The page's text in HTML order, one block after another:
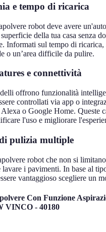
e tempo di ricarica
robot deve avere
della tua casa senza
Informati sul tempo di ricarica,
o un’area difficile da pulire.
e connettività
offrono funzionalità
controllati via app o
o Google Home. Queste
l'uso e migliorare
pulizia multiple
robot che non si
lavare i pavimenti. In base al
vantaggioso scegliere un
Con Funzione
VINCO - 40180